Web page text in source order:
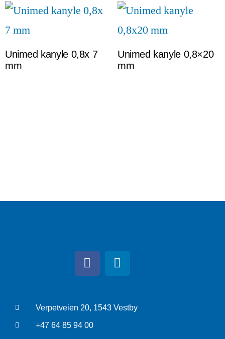
Unimed kanyle 0,8x 7
mm
Unimed kanyle 0,8×20
mm
Verpetveien 20, 1543 Vestby
+47 64 85 94 00